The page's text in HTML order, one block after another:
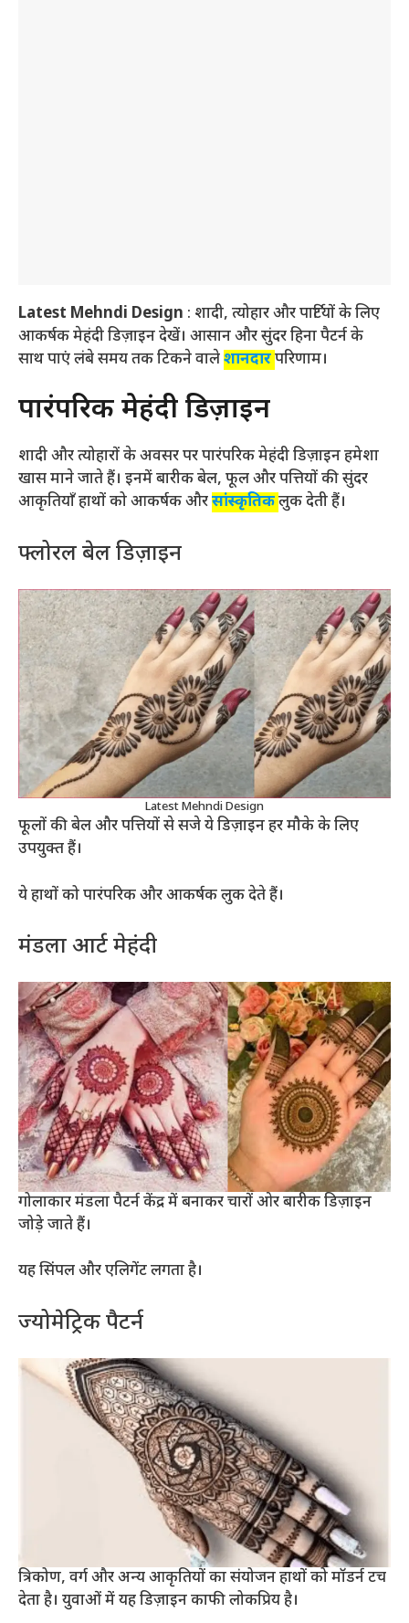
Latest Mehndi Design : शादी, त्योहार और पार्टियों के लिए
आकर्षक मेहंदी डिज़ाइन देखें। आसान और सुंदर हिना पैटर्न के
साथ पाएं लंबे समय तक टिकने वालेशानदारपरिणाम।
पारंपरिक मेहंदी डिज़ाइन
शादी और त्योहारों के अवसर पर पारंपरिक मेहंदी डिज़ाइन हमेशा
खास माने जाते हैं। इनमें बारीक बेल, फूल और पत्तियों की सुंदर
आकृतियाँ हाथों को आकर्षक औरसांस्कृतिकलुक देती हैं।
फ्लोरल बेल डिज़ाइन
Latest Mehndi Design
फूलों की बेल और पत्तियों से सजे ये डिज़ाइन हर मौके के लिए
उपयुक्त हैं।
ये हाथों को पारंपरिक और आकर्षक लुक देते हैं।
मंडला आर्ट मेहंदी
गोलाकार मंडला पैटर्न केंद्र में बनाकर चारों ओर बारीक डिज़ाइन
जोड़े जाते हैं।
यह सिंपल और एलिगेंट लगता है।
ज्योमेट्रिक पैटर्न
त्रिकोण, वर्ग और अन्य आकृतियों का संयोजन हाथों को मॉडर्न टच
देता है। युवाओं में यह डिज़ाइन काफी लोकप्रिय है।